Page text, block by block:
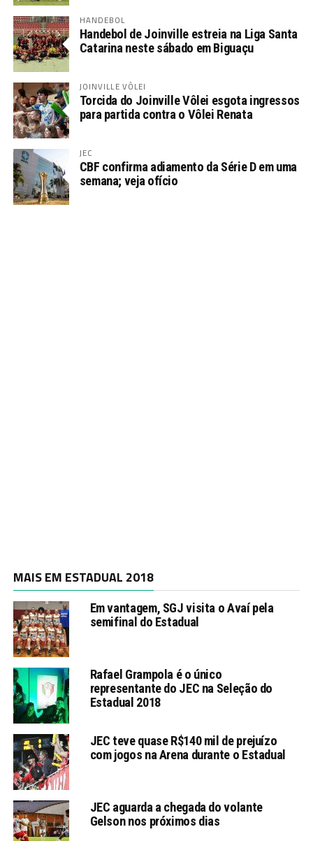
HANDEBOL
Handebol de Joinville estreia na Liga Santa
Catarina neste sábado em Biguaçu
JOINVILLE VÔLEI
Torcida do Joinville Vôlei esgota ingressos
para partida contra o Vôlei Renata
JEC
CBF confirma adiamento da Série D em uma
semana; veja ofício
MAIS EM ESTADUAL 2018
Em vantagem, SGJ visita o Avaí pela
semifinal do Estadual
Rafael Grampola é o único
representante do JEC na Seleção do
Estadual 2018
JEC teve quase R$140 mil de prejuízo
com jogos na Arena durante o Estadual
JEC aguarda a chegada do volante
Gelson nos próximos dias